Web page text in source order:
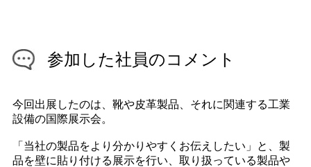
参加した社員のコメント
今回出展したのは、靴や皮革製品、それに関連する工業
設備の国際展示会。
「当社の製品をより分かりやすくお伝えしたい」と、製
品を壁に貼り付ける展示を行い、取り扱っている製品や